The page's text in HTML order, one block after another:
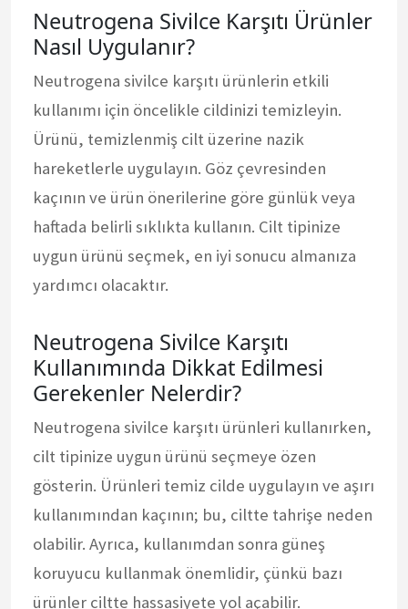
Neutrogena Sivilce Karşıtı Ürünler
Nasıl Uygulanır?
Neutrogena sivilce karşıtı ürünlerin etkili
kullanımı için öncelikle cildinizi temizleyin.
Ürünü, temizlenmiş cilt üzerine nazik
hareketlerle uygulayın. Göz çevresinden
kaçının ve ürün önerilerine göre günlük veya
haftada belirli sıklıkta kullanın. Cilt tipinize
uygun ürünü seçmek, en iyi sonucu almanıza
yardımcı olacaktır.
Neutrogena Sivilce Karşıtı
Kullanımında Dikkat Edilmesi
Gerekenler Nelerdir?
Neutrogena sivilce karşıtı ürünleri kullanırken,
cilt tipinize uygun ürünü seçmeye özen
gösterin. Ürünleri temiz cilde uygulayın ve aşırı
kullanımından kaçının; bu, ciltte tahrişe neden
olabilir. Ayrıca, kullanımdan sonra güneş
koruyucu kullanmak önemlidir, çünkü bazı
ürünler ciltte hassasiyete yol açabilir.